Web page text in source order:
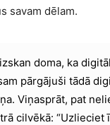
savam dēlam.
doma, ka
pārgājuši tādā
Viņasprāt, pat
cilvēkā: